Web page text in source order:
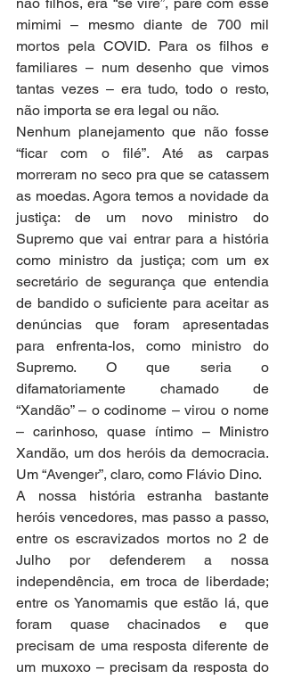
mimimi – mesmo diante de 700 mil
mortos pela COVID. Para os filhos e
familiares – num desenho que vimos
tantas vezes – era tudo, todo o resto,
não importa se era legal ou não.
Nenhum planejamento que não fosse
“ficar com o filé”. Até as carpas
morreram no seco pra que se catassem
as moedas. Agora temos a novidade da
justiça: de um novo ministro do
Supremo que vai entrar para a história
como ministro da justiça; com um ex
secretário de segurança que entendia
de bandido o suficiente para aceitar as
denúncias que foram apresentadas
para enfrenta-los, como ministro do
Supremo. O que seria o
difamatoriamente chamado de
“Xandão” – o codinome – virou o nome
– carinhoso, quase íntimo – Ministro
Xandão, um dos heróis da democracia.
Um “Avenger”, claro, como Flávio Dino.
A nossa história estranha bastante
heróis vencedores, mas passo a passo,
entre os escravizados mortos no 2 de
Julho por defenderem a nossa
independência, em troca de liberdade;
entre os Yanomamis que estão lá, que
foram quase chacinados e que
precisam de uma resposta diferente de
um muxoxo – precisam da resposta do